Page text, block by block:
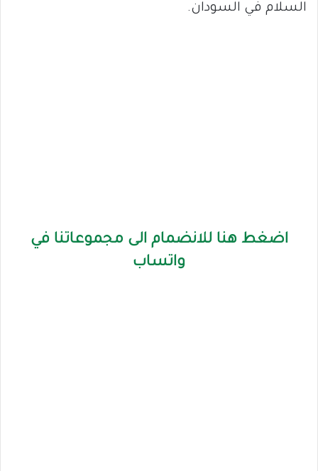
السلام في السودان.
اضغط هنا للانضمام الى مجموعاتنا في
واتساب